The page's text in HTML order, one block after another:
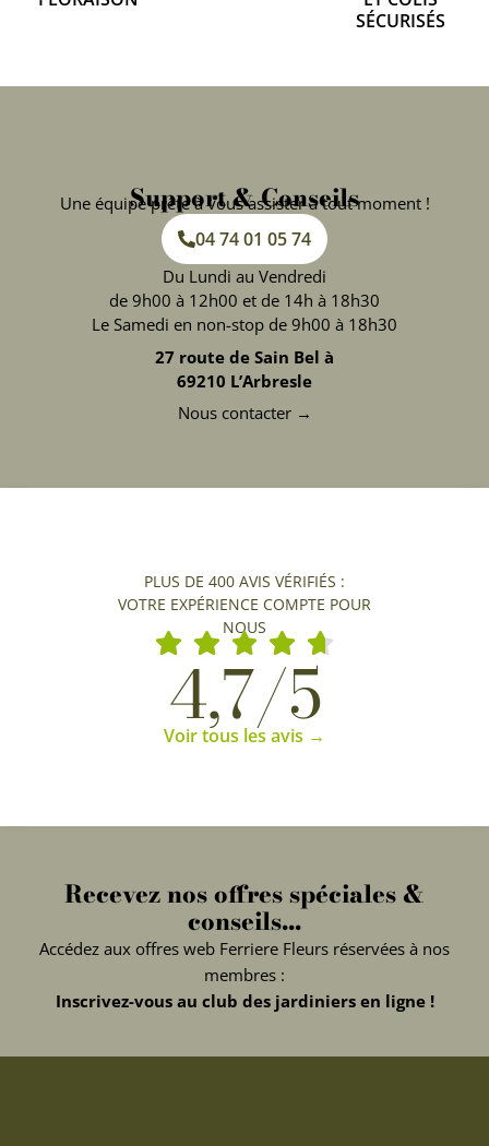
SÉCURISÉS
Support & Conseils
Une équipe prête à vous assister à tout moment !
04 74 01 05 74
Du Lundi au Vendredi
de 9h00 à 12h00 et de 14h à 18h30
Le Samedi en non-stop de 9h00 à 18h30
27 route de Sain Bel à
69210 L’Arbresle
Nous contacter →
PLUS DE 400 AVIS VÉRIFIÉS :
VOTRE EXPÉRIENCE COMPTE POUR
NOUS
4,7/5
Voir tous les avis →
Recevez nos offres spéciales &
conseils...
Accédez aux offres web Ferriere Fleurs réservées à nos
membres :
Inscrivez-vous au club des jardiniers en ligne !